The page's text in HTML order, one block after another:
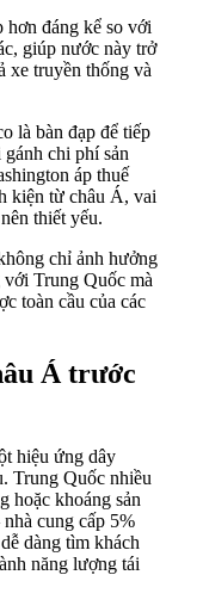
đáng kể so với
giúp nước này trở
xe truyền thống và
là bàn đạp để tiếp
chi phí sản
áp thuế
kiện từ châu Á, vai
thiết yếu.
chỉ ảnh hưởng
Trung Quốc mà
toàn cầu của các
Á trước
hiệu ứng dây
Trung Quốc nhiều
hoặc khoáng sản
cung cấp 5%
dàng tìm khách
năng lượng tái